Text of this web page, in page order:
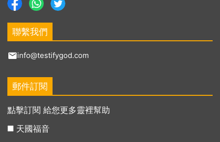
聯繫我們
info@testifygod.com
郵件訂閱
點擊訂閱 給您更多靈裡幫助
天國福音